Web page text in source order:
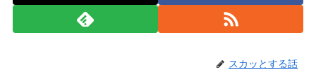
スカッとする話